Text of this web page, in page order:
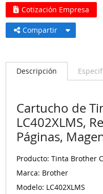
Cotización Empresa
Compartir
Descripción
Cartucho de
LC402XLMS,
Páginas,
Producto: Tinta Brother
Marca: Brother
Modelo: LC402XLMS